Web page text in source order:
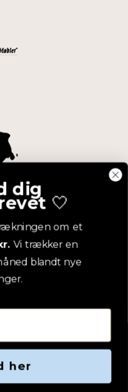
dig
🤍
om et
Vi trækker en
blandt nye
her